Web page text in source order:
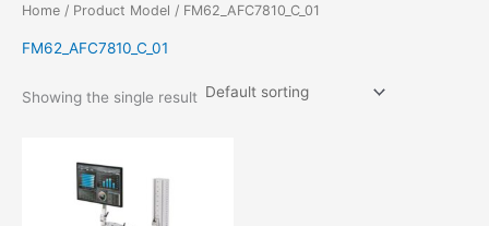
Home / Product Model / FM62_AFC7810_C_01
FM62_AFC7810_C_01
Showing the single result